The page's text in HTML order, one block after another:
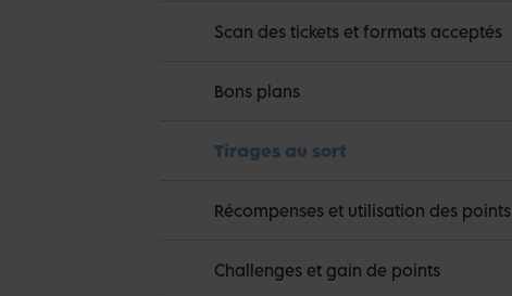
Scan des tickets et formats acceptés
Bons plans
Tirages au sort
Récompenses et utilisation des points
Challenges et gain de points